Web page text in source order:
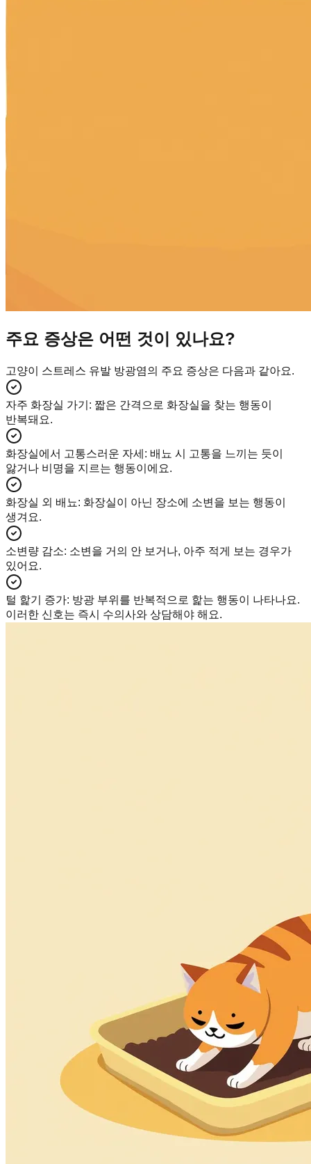
주요 증상은 어떤 것이 있나요?
고양이 스트레스 유발 방광염의 주요 증상은 다음과 같아요.
자주 화장실 가기 : 짧은 간격으로 화장실을 찾는 행동이
반복돼요.
화장실에서 고통스러운 자세 : 배뇨 시 고통을 느끼는 듯이
앓거나 비명을 지르는 행동이에요.
화장실 외 배뇨: 화장실이 아닌 장소에 소변을 보는 행동이
생겨요.
소변량 감소: 소변을 거의 안 보거나, 아주 적게 보는 경우가
있어요.
털 핥기 증가: 방광 부위를 반복적으로 핥는 행동이 나타나요.
이러한 신호는 즉시 수의사와 상담해야 해요.